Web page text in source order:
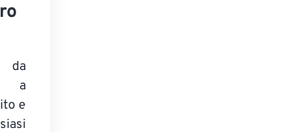
da
a
e